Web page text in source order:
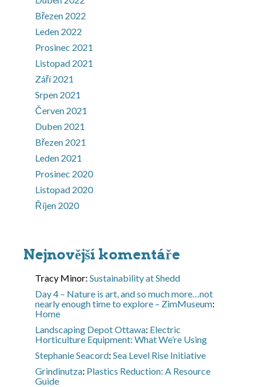
Březen 2022
Leden 2022
Prosinec 2021
Listopad 2021
Září 2021
Srpen 2021
Červen 2021
Duben 2021
Březen 2021
Leden 2021
Prosinec 2020
Listopad 2020
Říjen 2020
Nejnovější komentáře
Tracy Minor: Sustainability at Shedd
Day 4 – Nature is art, and so much more…not
nearly enough time to explore – ZimMuseum:
Home
Landscaping Depot Ottawa: Electric
Horticulture Equipment: What We’re Using
Stephanie Seacord: Sea Level Rise Initiative
Grindinutza: Plastics Reduction: A Resource
Guide